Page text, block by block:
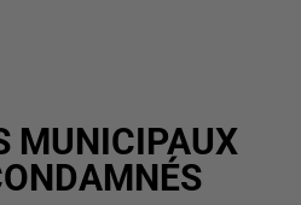
MUNICIPAUX